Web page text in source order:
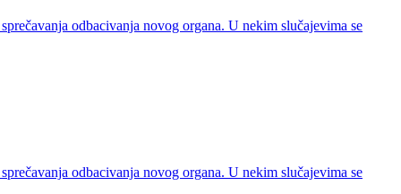
odbacivanja novog organa. U nekim slučajevima se
odbacivanja novog organa. U nekim slučajevima se